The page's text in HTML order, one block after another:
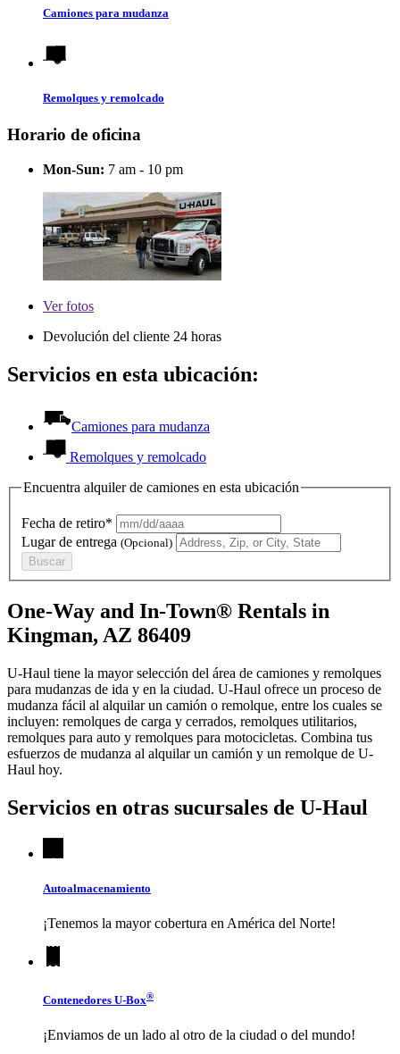
Camiones para mudanza
Remolques y remolcado
Horario de oficina
Mon-Sun: 7 am - 10 pm
Verfotos
Devolución del cliente 24 horas
Servicios en esta ubicación:
Camiones para mudanza
Remolques y remolcado
Encuentra alquiler de camiones en esta ubicación
Fecha de retiro*
Lugar de entrega (Opcional)
Buscar
One-Way and In-Town® Rentals in
Kingman, AZ 86409
U-Haul tiene la mayor selección del área de camiones y remolques
para mudanzas de ida y en la ciudad. U-Haul ofrece un proceso de
mudanza fácil al alquilar un camión o remolque, entre los cuales se
incluyen: remolques de carga y cerrados, remolques utilitarios,
remolques para auto y remolques para motocicletas. Combina tus
esfuerzos de mudanza al alquilar un camión y un remolque de U-
Haul hoy.
Servicios en otras sucursales de U-Haul
Autoalmacenamiento
¡Tenemos la mayor cobertura en América del Norte!
Contenedores U-Box®
¡Enviamos de un lado al otro de la ciudad o del mundo!